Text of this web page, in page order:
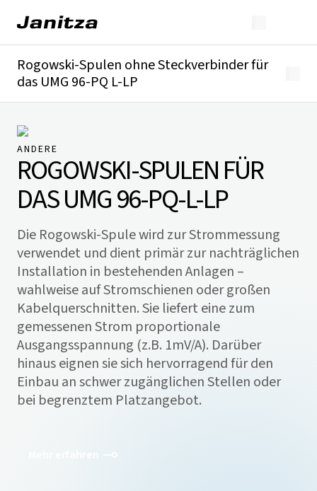
Rogowski-Spulen ohne Steckverbinder für
das UMG 96-PQ L-LP
Technische Details
Downloads
ANDERE
ROGOWSKI-SPULEN FÜR
DAS UMG 96-PQ-L-LP
Die Rogowski-Spule wird zur Strommessung
verwendet und dient primär zur nachträglichen
Installation in bestehenden Anlagen –
wahlweise auf Stromschienen oder großen
Kabelquerschnitten. Sie liefert eine zum
gemessenen Strom proportionale
Ausgangsspannung (z.B. 1mV/A). Darüber
hinaus eignen sie sich hervorragend für den
Einbau an schwer zugänglichen Stellen oder
bei begrenztem Platzangebot.